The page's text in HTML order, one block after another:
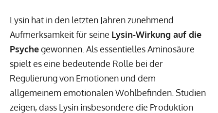
Lysin hat in den letzten Jahren zunehmend
Aufmerksamkeit für seine Lysin-Wirkung auf die
Psychegewonnen. Als essentielles Aminosäure
spielt es eine bedeutende Rolle bei der
Regulierung von Emotionen und dem
allgemeinem emotionalen Wohlbefinden. Studien
zeigen, dass Lysin insbesondere die Produktion